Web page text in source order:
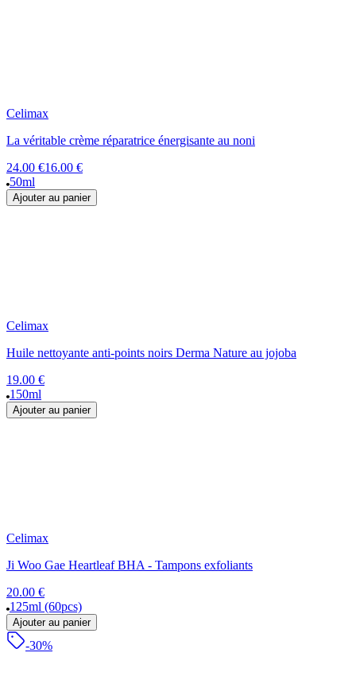
Celimax
La véritable crème réparatrice énergisante au noni
24.00 €16.00 €
50ml
Ajouter au panier
Celimax
Huile nettoyante anti-points noirs Derma Nature au jojoba
19.00 €
150ml
Ajouter au panier
Celimax
Ji Woo Gae Heartleaf BHA - Tampons exfoliants
20.00 €
125ml (60pcs)
Ajouter au panier
-30%